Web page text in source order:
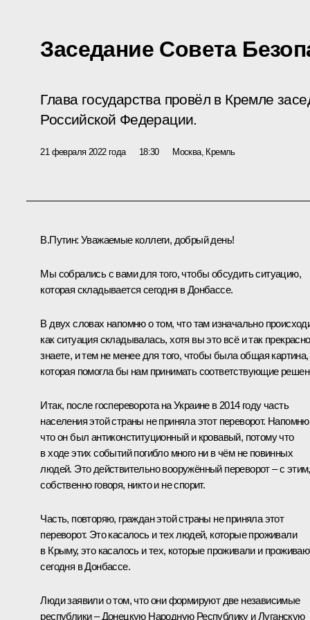
Заседание Совета
Глава государства провёл в Кремле
Российской Федерации.
21 февраля 2022 года 18:30 Москва, Кремль
В.Путин: Уважаемые коллеги, добрый день!
Мы собрались с вами для того, чтобы обсудить ситуацию,
которая складывается сегодня в Донбассе.
В двух словах напомню о том, что там изначально
как ситуация складывалась, хотя вы это всё и так прекрасно
знаете, и тем не менее для того, чтобы была общая картина,
которая помогла бы нам принимать соответствующие
Итак, после госпереворота на Украине в 2014 году часть
населения этой страны не приняла этот переворот.
что он был антиконституционный и кровавый, потому что
в ходе этих событий погибло много ни в чём не повинных
людей. Это действительно вооружённый переворот – с этим,
собственно говоря, никто и не спорит.
Часть, повторяю, граждан этой страны не приняла этот
переворот. Это касалось и тех людей, которые проживали
в Крыму, это касалось и тех, которые проживали и
сегодня в Донбассе.
Люди заявили о том, что они формируют две независимые
республики – Донецкую Народную Республику и Луганскую